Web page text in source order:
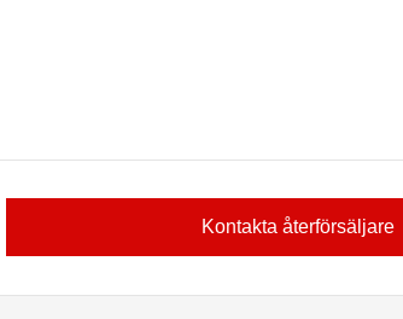
Kontakta återförsäljare